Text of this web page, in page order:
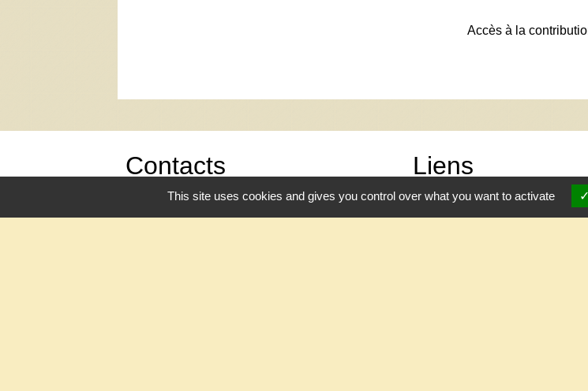
Accès à la
Contacts
Mairie de Camors
Place de la Liberté
Liens
Office national des forêts
This site uses cookies and gives you control over what you want to activate